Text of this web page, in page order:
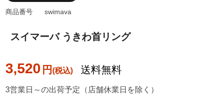
スイマーバ うきわ首リング
3,520 円 送料無料
商品番号 swimava
3営業日～の出荷予定（店舗休業日を除く）